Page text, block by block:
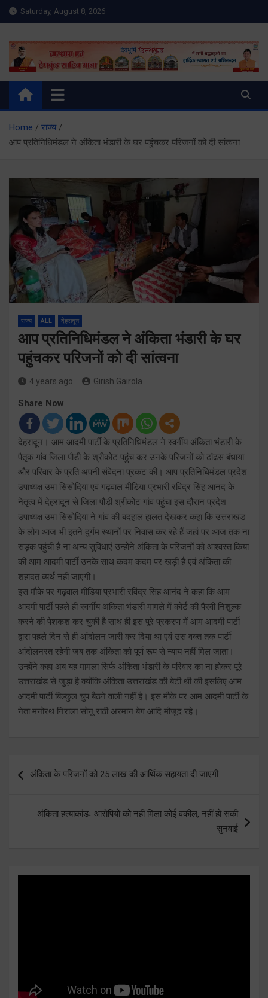
Skip
to
Saturday, August 8, 2026
Meru Raibar | Uttarakhand
News | Uttarkashi News
meruraibar.com
Home
राज्य
आप प्रतिनिधिमंडल ने अंकिता भंडारी के घर पहुंचकर परिजनों को दी सांत्वना
राज्य ALL देहरादून
आप प्रतिनिधिमंडल ने अंकिता भंडारी के घर
पहुंचकर परिजनों को दी सांत्वना
4 years ago Girish Gairola
Share Now
देहरादून। आम आदमी पार्टी के प्रतिनिधिमंडल ने स्वर्गीय अंकिता भंडारी के
पैतृक गांव जिला पौडी के श्रीकोट पहुंच कर उनके परिजनों को ढांढस बंधाया
और परिवार के प्रति अपनी संवेदना प्रकट की। आप प्रतिनिधिमंडल प्रदेश
उपाध्यक्ष उमा सिसोदिया एवं गढ़वाल मीडिया प्रभारी रविंद्र सिंह आनंद के
नेतृत्व में देहरादून से जिला पौड़ी श्रीकोट गांव पहुंचा इस दौरान प्रदेश
उपाध्यक्ष उमा सिसोदिया ने गांव की बदहाल हालत देखकर कहा कि उत्तराखंड
के लोग आज भी इतने दुर्गम स्थानों पर निवास कर रहे हैं जहां पर आज तक ना
सड़क पहुंची है ना अन्य सुविधाएं उन्होंने अंकिता के परिजनों को आश्वस्त किया
की आम आदमी पार्टी उनके साथ कदम कदम पर खड़ी है एवं अंकिता की
शहादत व्यर्थ नहीं जाएगी।
इस मौके पर गढ़वाल मीडिया प्रभारी रविंद्र सिंह आनंद ने कहा कि आम
आदमी पार्टी पहले ही स्वर्गीय अंकिता भंडारी मामले में कोर्ट की पैरवी निशुल्क
करने की पेशकश कर चुकी है साथ ही इस पूरे प्रकरण में आम आदमी पार्टी
द्वारा पहले दिन से ही आंदोलन जारी कर दिया था एवं उस वक्त तक पार्टी
आंदोलनरत रहेगी जब तक अंकिता को पूर्ण रूप से न्याय नहीं मिल जाता।
उन्होंने कहा अब यह मामला सिर्फ अंकिता भंडारी के परिवार का ना होकर पूरे
उत्तराखंड से जुड़ा है क्योंकि अंकिता उत्तराखंड की बेटी थी की इसलिए आम
आदमी पार्टी बिल्कुल चुप बैठने वाली नहीं है। इस मौके पर आम आदमी पार्टी के
नेता मनोरथ निराला सोनू राठी अरमान बेग आदि मौजूद रहे।
navigation
अंकिता के परिजनों को 25 लाख की आर्थिक सहायता दी जाएगी
अंकिता हत्याकांडः आरोपियों को नहीं मिला कोई वकील, नहीं हो सकी
सुनवाई